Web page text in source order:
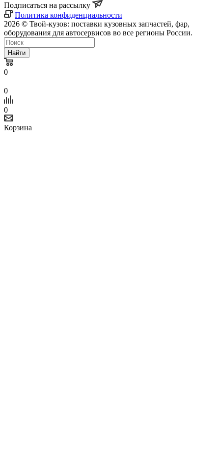
Подписаться на рассылку
Политика конфиденциальности
2026 © Твой-кузов: поставки кузовных запчастей, фар,
оборудования для автосервисов во все регионы России.
Найти
0
0
0
Корзина